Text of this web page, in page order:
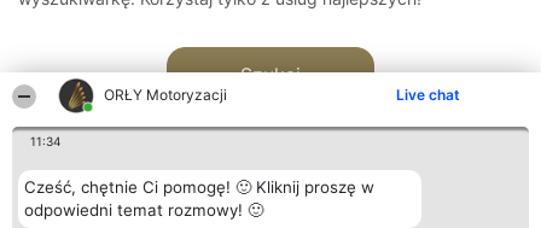
ORŁY Motoryzacji Live chat
11:34
Cześć, chętnie Ci pomogę! 🙂 Kliknij proszę w
odpowiedni temat rozmowy! 🙂
Szukaj